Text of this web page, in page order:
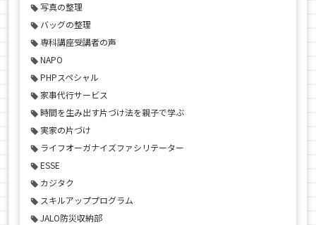
写真の整理
バッグの整理
専科講座受講者の声
NAPO
PHPスペシャル
家事代行サービス
時間を生み出す片づけ法を親子で学ぶ
実家の片づけ
ライフオーガナイズファシリテーター
ESSE
カジタク
スキルアッププログラム
JALO防災収納部